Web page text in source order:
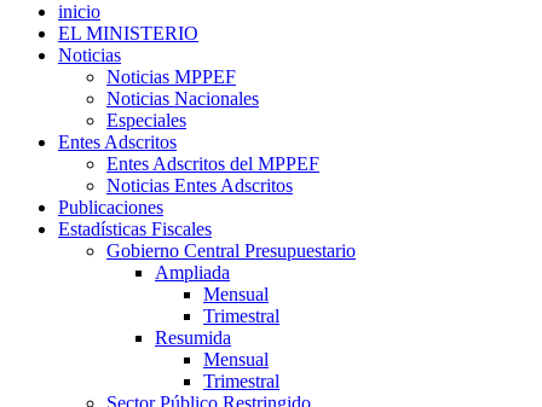
inicio
EL MINISTERIO
Noticias
Noticias MPPEF
Noticias Nacionales
Especiales
Entes Adscritos
Entes Adscritos del MPPEF
Noticias Entes Adscritos
Publicaciones
Estadísticas Fiscales
Gobierno Central Presupuestario
Ampliada
Mensual
Trimestral
Resumida
Mensual
Trimestral
Sector Público Restringido